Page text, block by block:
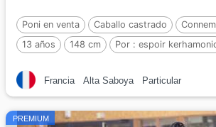
Poni en venta Caballo castrado
13 años
148 cm Por : espoir
Francia Alta Saboya Particular
PREMIUM